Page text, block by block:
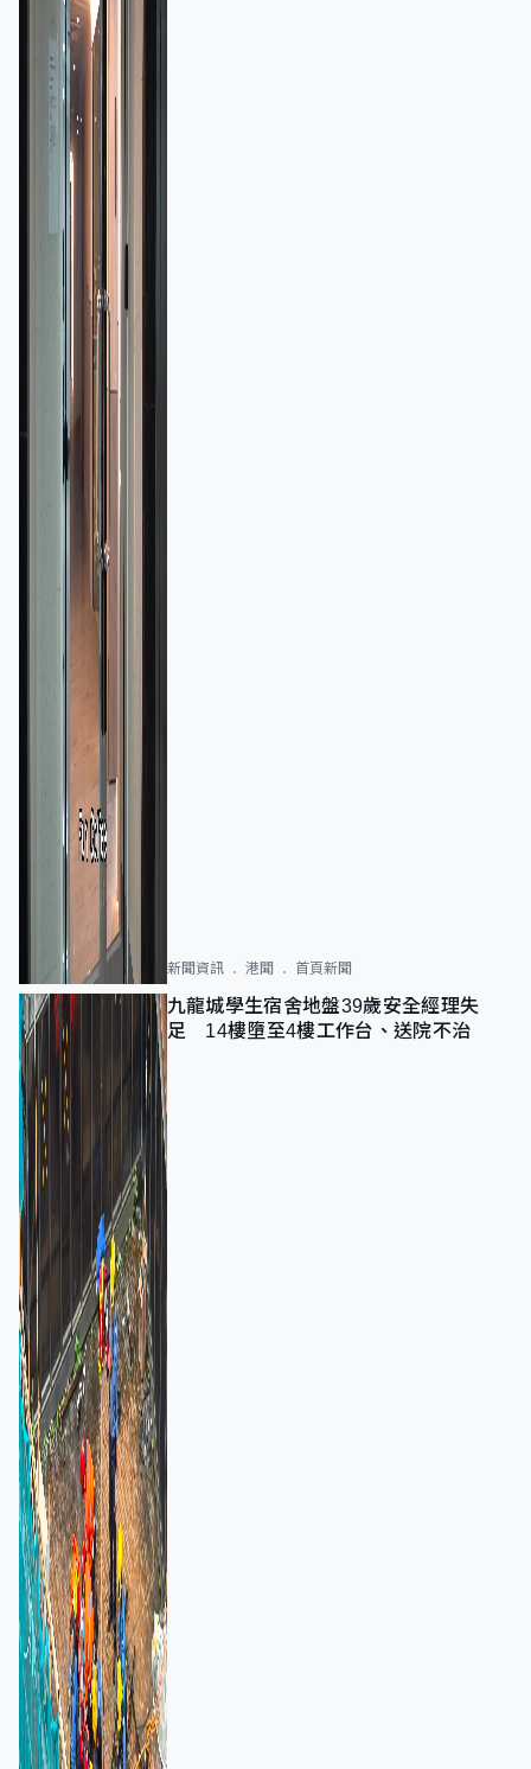
新聞資訊 港聞 首頁新聞
九龍城學生宿舍地盤39歲安全經理失
足 14樓墮至4樓工作台、送院不治